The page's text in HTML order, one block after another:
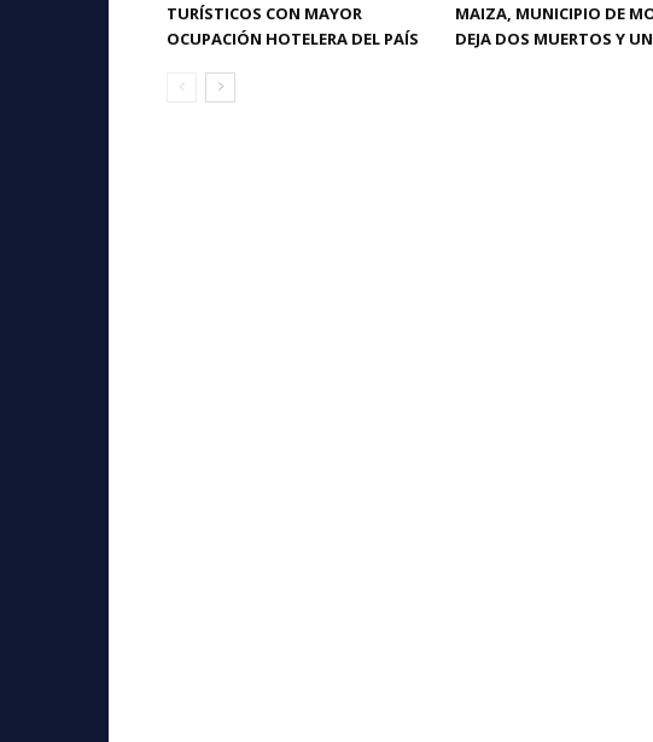
TURÍSTICOS CON MAYOR
OCUPACIÓN HOTELERA DEL PAÍS
MAIZA, MUNICIPIO DE
DEJA DOS MUERTOS Y